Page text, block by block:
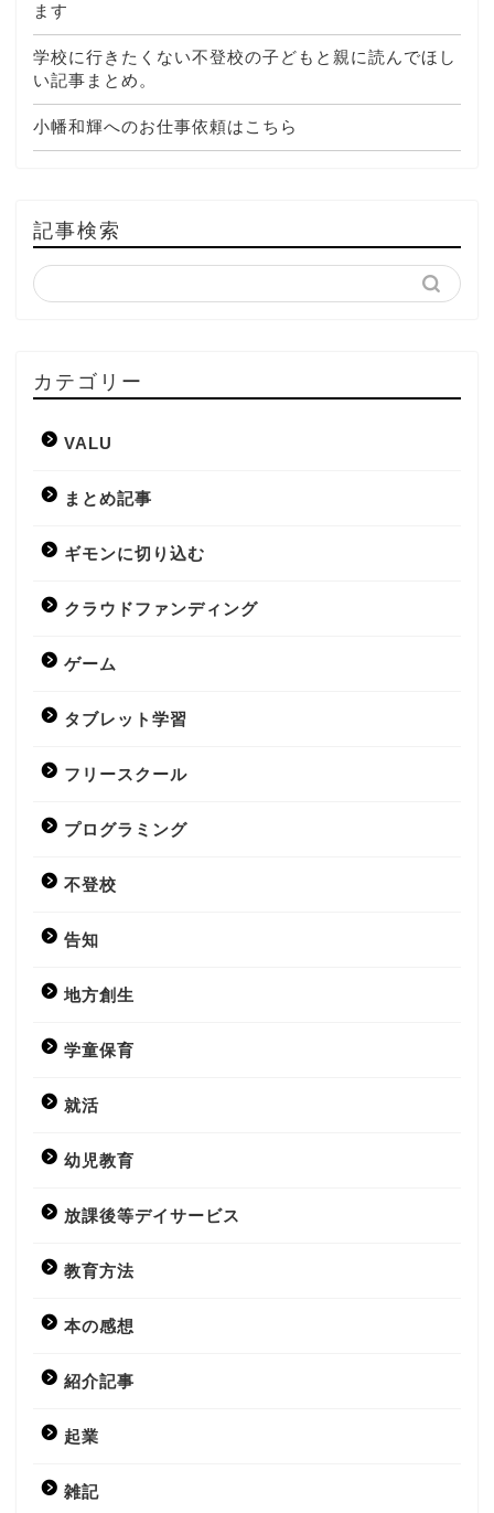
ます
学校に行きたくない不登校の子どもと親に読んでほし
い記事まとめ。
小幡和輝へのお仕事依頼はこちら
記事検索
カテゴリー
VALU
まとめ記事
ギモンに切り込む
クラウドファンディング
ゲーム
タブレット学習
フリースクール
プログラミング
不登校
告知
地方創生
学童保育
就活
幼児教育
放課後等デイサービス
教育方法
本の感想
紹介記事
起業
雑記